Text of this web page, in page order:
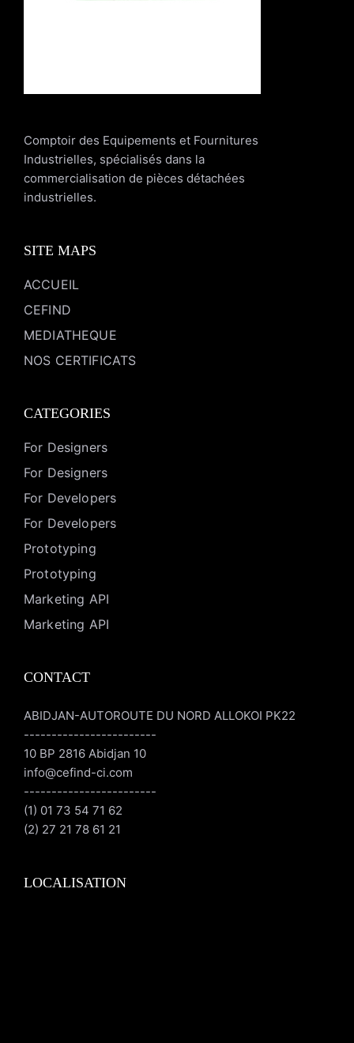
Comptoir des Equipements et Fournitures
Industrielles, spécialisés dans la
commercialisation de pièces détachées
industrielles.
SITE MAPS
ACCUEIL
CEFIND
MEDIATHEQUE
NOS CERTIFICATS
CATEGORIES
For Designers
For Designers
For Developers
For Developers
Prototyping
Prototyping
Marketing API
Marketing API
CONTACT
ABIDJAN-AUTOROUTE DU NORD ALLOKOI PK22
------------------------
10 BP 2816 Abidjan 10
info@cefind-ci.com
------------------------
(1) 01 73 54 71 62
(2) 27 21 78 61 21
LOCALISATION